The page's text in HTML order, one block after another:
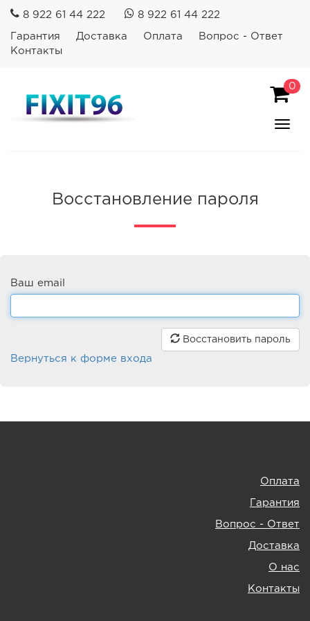
8 922 61 44 222 8 922 61 44 222
Гарантия Доставка Оплата
Вопрос - Ответ
Контакты
0
Восстановление пароля
Ваш email
Восстановить пароль
Вернуться к форме входа
Оплата
Гарантия
Вопрос - Ответ
Доставка
О нас
Контакты